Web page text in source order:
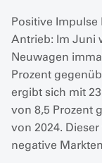
Positive
Antrieb: Im Juni
Neuwagen
Prozent
ergibt sich mit
von 8,5 Prozent
von 2024.
negative